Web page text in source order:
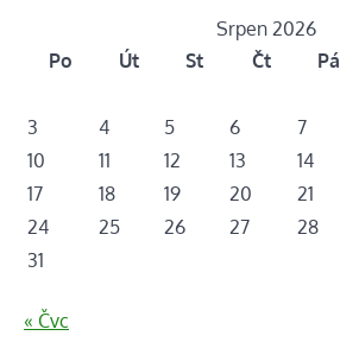
Srpen 2026
Po
Út St Čt Pá
3
4 5 6 7
10
11 12 13 14
17
18 19 20 21
24
25 26 27 28
31
« Čvc